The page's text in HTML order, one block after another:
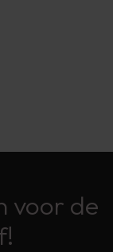
voor de